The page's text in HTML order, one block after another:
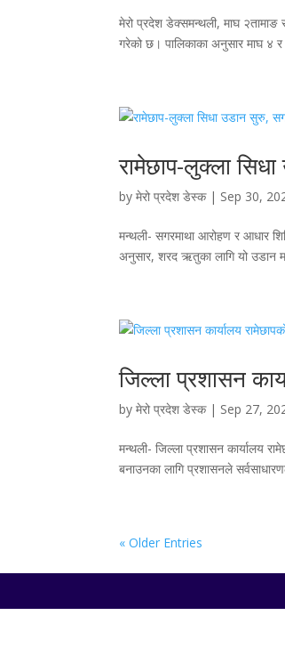
मेरो प्रदेश डेक्समन्थली, माघ २तामाङ
गरेको छ। पालिकाका अनुसार माघ ४ र
रामेछाप-लुक्ला
byमेरो प्रदेश डेस्क| Sep 30,
मन्थली- सगरमाथा आरोहण र आधार
अनुसार, शरद ऋतुका लागि यो उडान
जिल्ला प्रशासन
byमेरो प्रदेश डेस्क| Sep 27,
मन्थली- जिल्ला प्रशासन कार्यालय
बनाउनका लागि प्रशासनले
« Older Entries